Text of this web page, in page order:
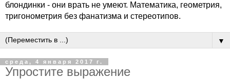
блондинки - они врать не умеют. Математика, геометрия,
тригонометрия без фанатизма и стереотипов.
▼
среда, 4 января 2017 г.
Упростите выражение